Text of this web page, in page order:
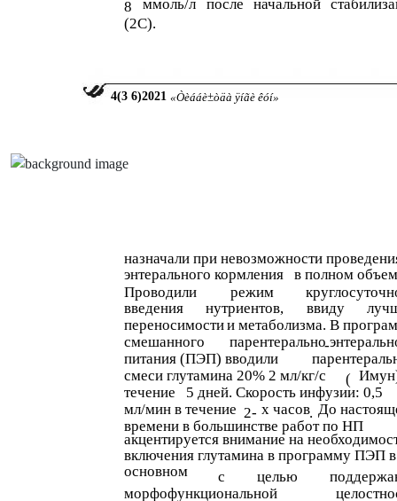
8 ммоль/л после начальной
(2C).
4(3 6)2021 «Òèááè±òäà ÿíãè êóí»
назначали при невозможности
энтерального кормления
в полном
Проводили
режим
введения
нутриентов, ввиду
переносимостии метаболизма. В
смешанного
парентерально-
питания (ПЭП) вводили
смеси глутамина 20% 2 мл/кг/с
(
течение
5 дней. Скорость инфузии: 0,5
мл/мин в течение 2- х часов. До
времени в большинстве работ по НП
акцентируется внимание на
включения глутамина в программу ПЭП в
основном
с целью
морфофункциональной